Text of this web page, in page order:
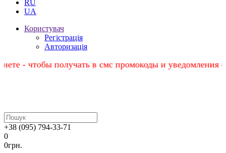
RU
UA
Користувач
Регістрація
Авторизація
получать в смс промокоды и уведомления о
+38 (095) 794-33-71
0
0грн.